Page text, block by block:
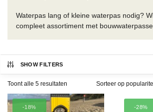
Waterpas lang of kleine waterpas nodig?
compleet assortiment met
SHOW FILTERS
Toont alle 5 resultaten Gesorteerd
op
populariteit
-18% -28%